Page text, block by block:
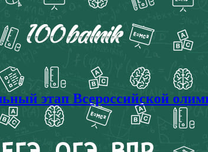
этап Всероссийской